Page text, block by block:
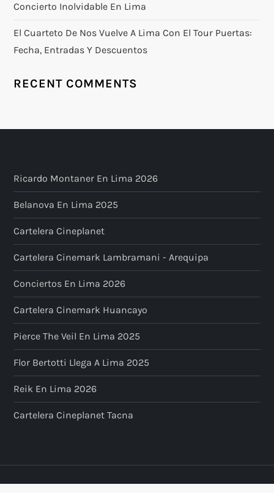
Concierto Inolvidable En Lima
El Cuarteto De Nos Vuelve A Lima Con El Tour Puertas:
Fecha, Entradas Y Descuentos
RECENT COMMENTS
Ricardo Montaner En Lima 2026
Belanova En Lima 2025
Cartelera Cineplanet
Cartelera Cinemark Lambramani - Arequipa
Conciertos En Lima 2026
Cartelera Cinemark Huancayo
Pierce The Veil En Lima 2025
Flor Bertotti Llega A Lima 2025
Reik En Lima 2026
Cartelera Cineplanet Tacna